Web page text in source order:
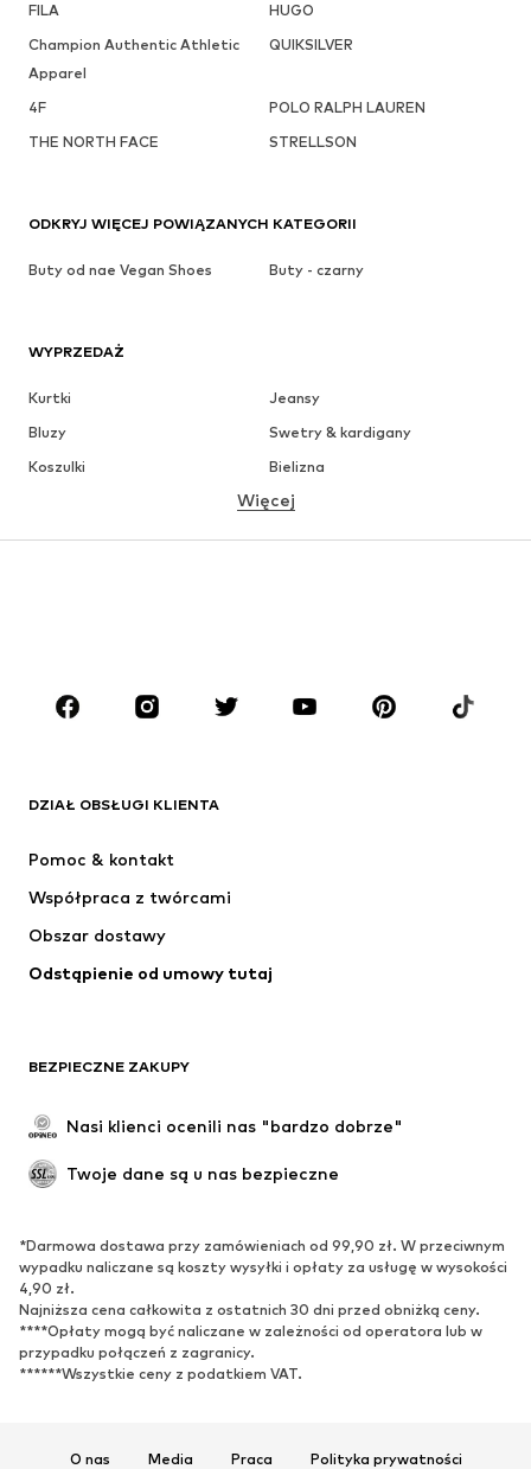
FILA
HUGO
Champion Authentic Athletic
Apparel
QUIKSILVER
4F
POLO RALPH LAUREN
THE NORTH FACE
STRELLSON
WYPRZEDAŻ
Kurtki
Jeansy
Bluzy
Swetry & kardigany
Koszulki
Bielizna
Koszule
Płaszcze
Garnitury & marynarki
ODZIEŻ
Kurtki
Garnitury & marynarki
Moda plażowa
Specjalne okazje
Ekskluzywne
BUTY
Nowości
Półbuty
Buty sportowe
SPORT
Odzież sportowa
Dziedziny sportowe
Buty sportowe
Akcesoria sportowe
Więcej
DZIAŁ OBSŁUGI KLIENTA
Pomoc & kontakt
Współpraca z twórcami
Obszar dostawy
Odstąpienie od umowy tutaj
BEZPIECZNE ZAKUPY
Nasi klienci ocenili nas "bardzo dobrze"
Twoje dane są u nas bezpieczne
*Darmowa dostawa przy zamówieniach od 99,90 zł. W przeciwnym
wypadku naliczane są koszty wysyłki i opłaty za usługę w wysokości
4,90 zł.
Najniższa cena całkowita z ostatnich 30 dni przed obniżką ceny.
****Opłaty mogą być naliczane w zależności od operatora lub w
przypadku połączeń z zagranicy.
******Wszystkie ceny z podatkiem VAT.
O nas Media Praca Polityka prywatności
ODKRYJ WIĘCEJ POWIĄZANYCH KATEGORII
Buty od nae Vegan Shoes Buty - czarny